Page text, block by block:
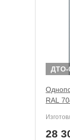
ДТО-
RAL
28